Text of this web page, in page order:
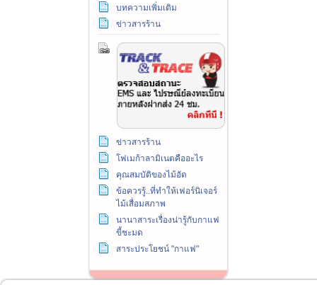
บทความเพิ่มเติม
ข่าวสารร้าน
ข่าวสารร้าน
โฟเมก้าลามิเนตคืออะไร
คุณสมบัติของไม้อัด
ข้อควรรู้..ที่ทำให้เฟอร์นิเจอร์
ไม้เสื่อมสภาพ
นานาสาระเรื่องน่ารู้กับกาแฟ
ขี้ชะมด
สาระประโยชน์ "กาแฟ"